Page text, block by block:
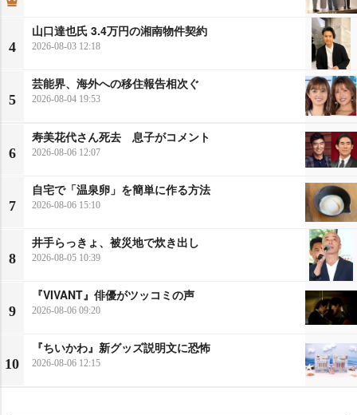
4
山口達也氏 3.4万円の湘南物件契約
2026-08-03 12:18
5
芸能界、海外への移住報告相次ぐ
2026-08-04 19:53
6
寿美花代さん死去 息子がコメント
2026-08-06 12:07
7
自宅で「温泉卵」を簡単に作る方法
2026-08-06 15:10
8
井手らっきょ、被災地で炊き出し
2026-08-05 10:39
9
『VIVANT』俳優がツッコミの声
2026-08-06 09:20
10
『ちいかわ』新グッズ説明文に恐怖
2026-08-06 12:15